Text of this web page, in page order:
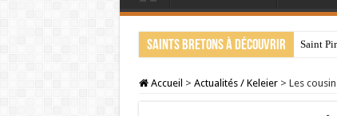
Saints bretons à découvrir Saint
Accueil > Actualités / Keleier > Les